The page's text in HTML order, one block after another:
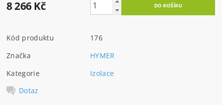
8 266 Kč
Kód produktu
176
Značka
HYMER
Kategorie
Izolace
Dotaz